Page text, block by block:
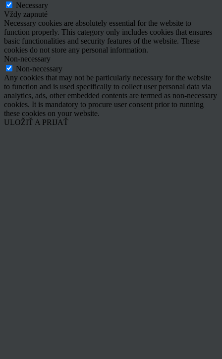
Necessary
Vždy zapnuté
Necessary cookies are absolutely essential for the website to
function properly. This category only includes cookies that ensures
basic functionalities and security features of the website. These
cookies do not store any personal information.
Non-necessary
Non-necessary
Any cookies that may not be particularly necessary for the website
to function and is used specifically to collect user personal data via
analytics, ads, other embedded contents are termed as non-necessary
cookies. It is mandatory to procure user consent prior to running
these cookies on your website.
ULOŽIŤ A PRIJAŤ